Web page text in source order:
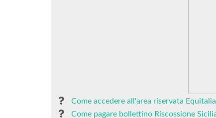
Come accedere all'area riservata
Come pagare bollettino Riscossione